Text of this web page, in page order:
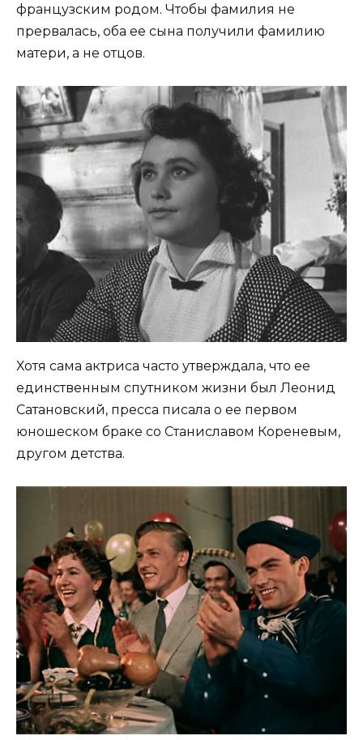
французским родом. Чтобы фамилия не
прервалась, оба ее сына получили фамилию
матери, а не отцов.
Хотя сама актриса часто утверждала, что ее
единственным спутником жизни был Леонид
Сатановский, пресса писала о ее первом
юношеском браке со Станиславом Кореневым,
другом детства.